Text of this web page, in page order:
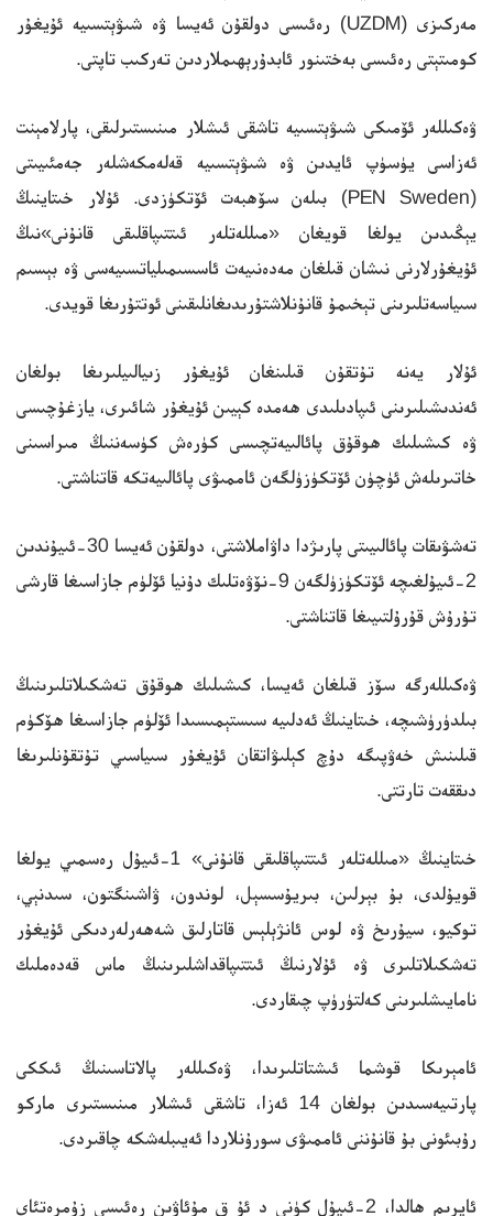
مەركىزى (UZDM) رەئىسى دولقۇن ئەيسا ۋە شىۋېتسىيە ئۇيغۇر
كومىتېتى رەئىسى بەختىنور ئابدۇرېھىملاردىن تەركىب تاپتى.
ۋەكىللەر ئۆمىكى شىۋېتسىيە تاشقى ئىشلار مىنىستىرلىقى، پارلامېنت
ئەزاسى يۈسۈپ ئايدىن ۋە شىۋېتسىيە قەلەمكەشلەر جەمئىيىتى
(PEN Sweden) بىلەن سۆھبەت ئۆتكۈزدى. ئۇلار خىتاينىڭ
يېڭىدىن يولغا قويغان «مىللەتلەر ئىتتىپاقلىقى قانۇنى»نىڭ
ئۇيغۇرلارنى نىشان قىلغان مەدەنىيەت ئاسسىمىلياتسىيەسى ۋە بېسىم
سىياسەتلىرىنى تېخىمۇ قانۇنلاشتۇرىدىغانلىقىنى ئوتتۇرىغا قويدى.
ئۇلار يەنە تۇتقۇن قىلىنغان ئۇيغۇر زىيالىيلىرىغا بولغان
ئەندىشىلىرىنى ئىپادىلىدى ھەمدە كېيىن ئۇيغۇر شائىرى، يازغۇچىسى
ۋە كىشىلىك ھوقۇق پائالىيەتچىسى كۈرەش كۈسەننىڭ مىراسىنى
خاتىرىلەش ئۈچۈن ئۆتكۈزۈلگەن ئاممىۋى پائالىيەتكە قاتناشتى.
تەشۋىقات پائالىيىتى پارىژدا داۋاملاشتى، دولقۇن ئەيسا 30-ئىيۇندىن
2-ئىيۇلغىچە ئۆتكۈزۈلگەن 9-نۆۋەتلىك دۇنيا ئۆلۈم جازاسىغا قارشى
تۇرۇش قۇرۇلتىيىغا قاتناشتى.
ۋەكىللەرگە سۆز قىلغان ئەيسا، كىشىلىك ھوقۇق تەشكىلاتلىرىنىڭ
بىلدۈرۈشىچە، خىتاينىڭ ئەدلىيە سىستېمىسىدا ئۆلۈم جازاسىغا ھۆكۈم
قىلىنىش خەۋپىگە دۇچ كېلىۋاتقان ئۇيغۇر سىياسىي تۇتقۇنلىرىغا
دىققەت تارتتى.
خىتاينىڭ «مىللەتلەر ئىتتىپاقلىقى قانۇنى» 1-ئىيۇل رەسمىي يولغا
قويۇلدى، بۇ بېرلىن، بىريۇسسېل، لوندون، ۋاشىنگتون، سىدنېي،
توكيو، سيۇرىخ ۋە لوس ئانژېلېس قاتارلىق شەھەرلەردىكى ئۇيغۇر
تەشكىلاتلىرى ۋە ئۇلارنىڭ ئىتتىپاقداشلىرىنىڭ ماس قەدەملىك
نامايىشلىرىنى كەلتۈرۈپ چىقاردى.
ئامېرىكا قوشما ئىشتاتلىرىدا، ۋەكىللەر پالاتاسىنىڭ ئىككى
پارتىيەسىدىن بولغان 14 ئەزا، تاشقى ئىشلار مىنىستىرى ماركو
رۇبىئونى بۇ قانۇننى ئاممىۋى سورۇنلاردا ئەيىبلەشكە چاقىردى.
ئايرىم ھالدا، 2-ئىيۇل كۈنى د ئۇ ق مۇئاۋىن رەئىسى زۇمرەتئاي